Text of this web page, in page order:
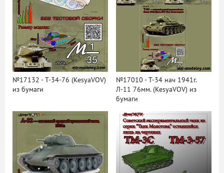
№17132 - Т-34-76 (KesyaVOV)
из бумаги
№17010 - Т-34 нач 1941г.
Л-11 76мм. (KesyaVOV) из
бумаги